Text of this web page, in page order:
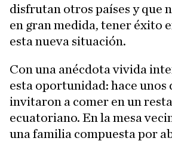
disfrutan otros países y que
en gran medida, tener éxito
esta nueva situación.
Con una anécdota vivida
esta oportunidad: hace unos
invitaron a comer en un
ecuatoriano. En la mesa
una familia compuesta por